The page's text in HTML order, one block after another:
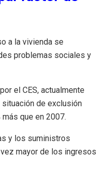
a la vivienda se
problemas sociales y
el CES, actualmente
de exclusión
que en 2007.
y los suministros
mayor de los ingresos